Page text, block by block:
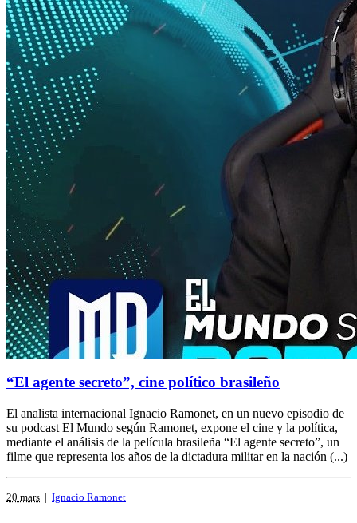
“El agente secreto”, cine político brasileño
El analista internacional Ignacio Ramonet, en un nuevo episodio de
su podcast El Mundo según Ramonet, expone el cine y la política,
mediante el análisis de la película brasileña “El agente secreto”, un
filme que representa los años de la dictadura militar en la nación (...)
20 mars | Ignacio Ramonet